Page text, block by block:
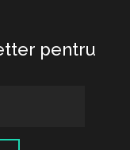
pentru